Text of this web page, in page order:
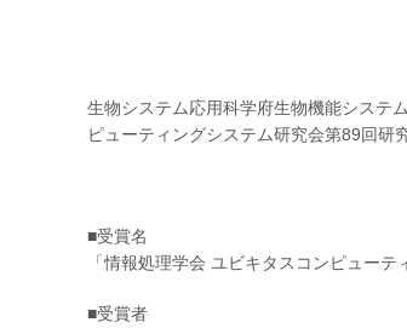
生物システム応用科学府生物機能システ
ピューティングシステム研究会第89回研
■受賞名
「情報処理学会 ユビキタスコンピュー
■受賞者